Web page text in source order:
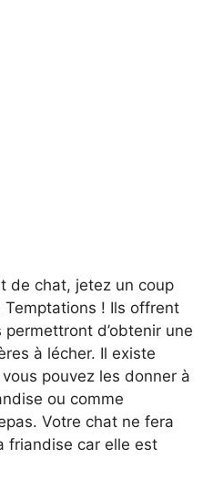
de chat, jetez un coup
! Ils offrent
d’obtenir une
à lécher. Il existe
pouvez les donner à
ou comme
Votre chat ne fera
friandise car elle est